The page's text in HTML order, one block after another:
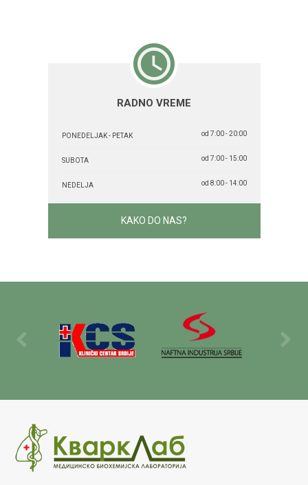
RADNO VREME
PONEDELJAK - PETAK od 7:00 - 20:00
SUBOTA od 7:00 - 15:00
NEDELJA od 8:00 - 14:00
KAKO DO NAS?